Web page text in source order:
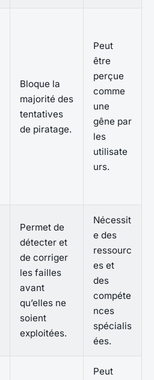
Bloque la
majorité des
tentatives
de piratage.
Peut
être
perçue
comme
une
gêne par
les
utilisate
urs.
Permet de
détecter et
de corriger
les failles
avant
qu’elles ne
soient
exploitées.
Nécessit
e des
ressourc
es et
des
compéte
nces
spécialis
ées.
Peut